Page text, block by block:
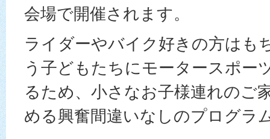
会場で開催されます。
ライダーやバイク好きの方はも
う子どもたちにモータースポー
るため、小さなお子様連れのご
める興奮間違いなしのプログラ